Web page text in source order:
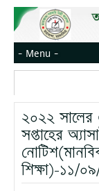
২০২২ সালের
সপ্তাহের
শিক্ষা)-১১/